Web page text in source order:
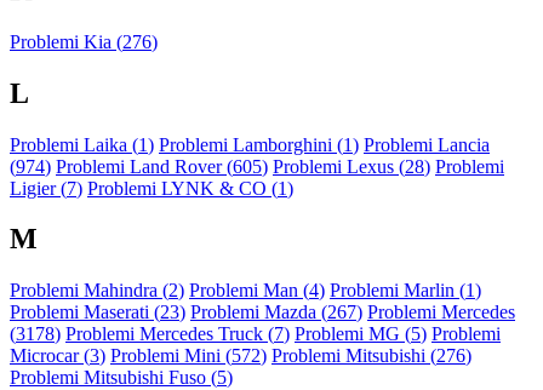
Problemi Kia (276)
L
Problemi Laika (1) Problemi Lamborghini (1) Problemi Lancia
(974) Problemi Land Rover (605) Problemi Lexus (28) Problemi
Ligier (7) Problemi LYNK & CO (1)
M
Problemi Mahindra (2) Problemi Man (4) Problemi Marlin (1)
Problemi Maserati (23) Problemi Mazda (267) Problemi Mercedes
(3178) Problemi Mercedes Truck (7) Problemi MG (5) Problemi
Microcar (3) Problemi Mini (572) Problemi Mitsubishi (276)
Problemi Mitsubishi Fuso (5)